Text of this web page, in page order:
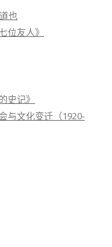
也
位友人》
史记》
与文化变迁（1920-